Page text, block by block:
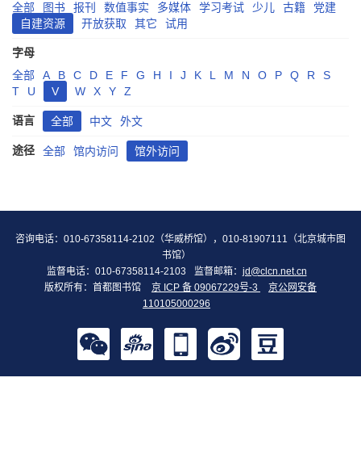
全部
图书 报刊 数值事实 多媒体 学习考试 少儿 古籍
党建
自建资源
开放获取 其它 试用
字母
全部
A B C D E F G H I J K L M N O P Q R
S
T
U V W X Y Z
语言 全部 中文 外文
途径 全部 馆内访问 馆外访问
咨询电话：010-67358114-2102（华威桥馆），010-81907111（北京城市图
书馆）
监督电话：010-67358114-2103
监督邮箱： jd@clcn.net.cn
版权所有：首都图书馆
京 ICP 备 09067229号-3
京公网安备
110105000296